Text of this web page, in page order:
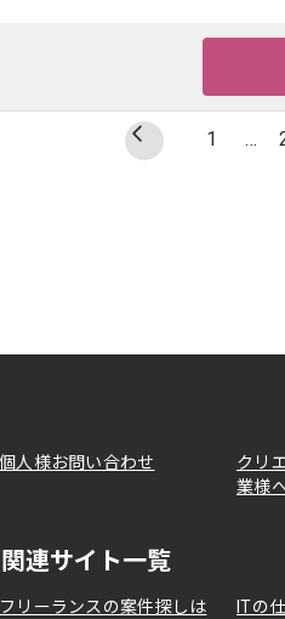
1 …
個人様お問い合わせ
クリ
業様
連サイト一覧
フリーランスの案件探しは
ITの